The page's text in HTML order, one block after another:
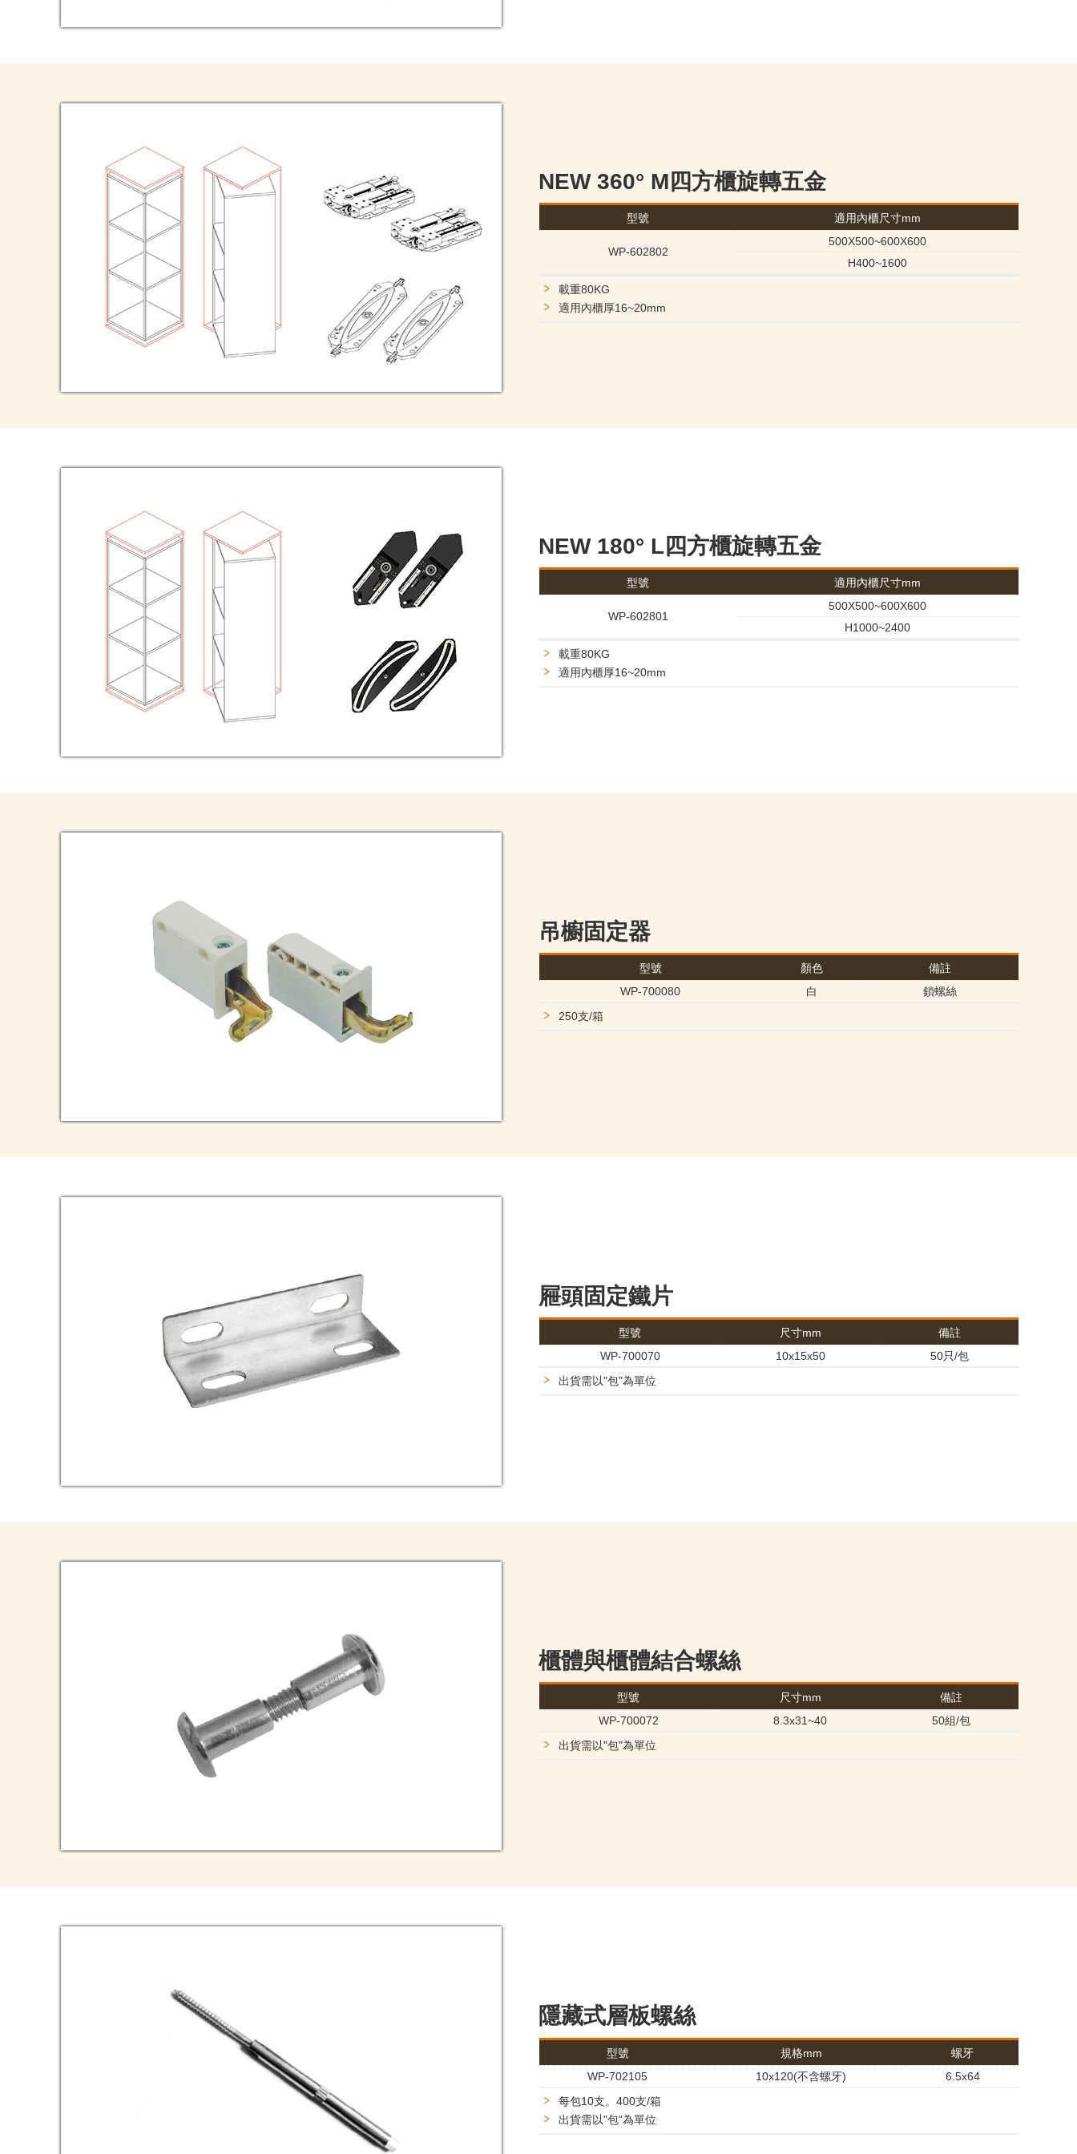
NEW 360° M四方櫃旋轉五金
型號 適用內櫃尺寸mm
WP-602802
500X500~600X600
H400~1600
載重80KG
適用內櫃厚16~20mm
NEW 180° L四方櫃旋轉五金
型號 適用內櫃尺寸mm
WP-602801
500X500~600X600
H1000~2400
載重80KG
適用內櫃厚16~20mm
吊櫥固定器
型號 顏色
備註
WP-700080
白
鎖螺絲
250支/箱
屜頭固定鐵片
型號 尺寸mm
備註
WP-700070
10x15x50
50只/包
出貨需以"包"為單位
櫃體與櫃體結合螺絲
型號 尺寸mm
備註
WP-700072
8.3x31~40
50組/包
出貨需以"包"為單位
隱藏式層板螺絲
型號 規格mm
螺牙
WP-702105
10x120(不含螺牙)
6.5x64
每包10支。400支/箱
出貨需以"包"為單位